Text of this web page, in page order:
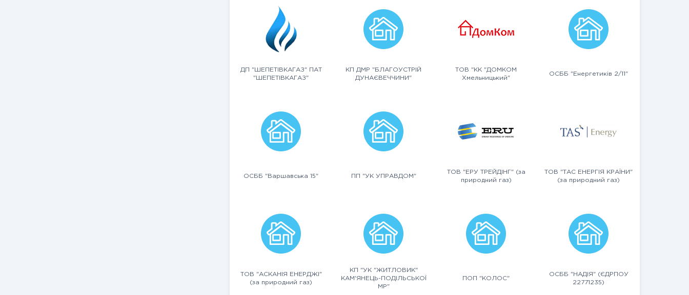
ДП "ШЕПЕТІВКАГАЗ" ПАТ
"ШЕПЕТІВКАГАЗ"
КП ДМР "БЛАГОУСТРІЙ
ДУНАЄВЕЧЧИНИ"
ТОВ "КК "ДОМКОМ
Хмельницький"
ОСББ "Енергетиків 2/11"
ОСББ "Варшавська 15" ПП "УК УПРАВДОМ"
ТОВ "ЕРУ ТРЕЙДІНГ" (за
природний газ)
ТОВ "ТАС ЕНЕРГІЯ КРАЇНИ"
(за природний газ)
ТОВ "АСКАНІЯ ЕНЕРДЖІ"
(за природний газ)
КП "УК "ЖИТЛОВИК"
КАМ'ЯНЕЦЬ-ПОДІЛЬСЬКОЇ
МР"
ПОП "КОЛОС"
ОСББ "НАДІЯ" (ЄДРПОУ
22771235)